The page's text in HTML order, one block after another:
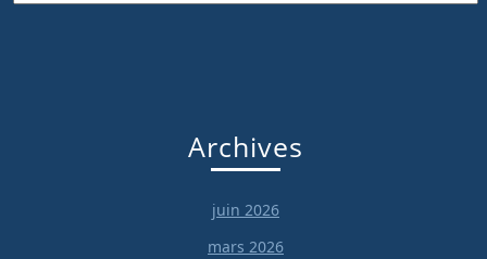
Archives
juin 2026
mars 2026